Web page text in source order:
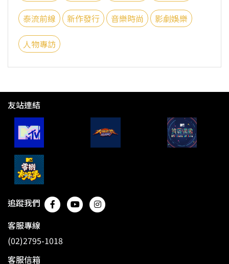
泰流前線 新作發行 音樂時尚 影劇娛樂
人物專訪
友站連結
追蹤我們
客服專線
(02)2795-1018
客服信箱